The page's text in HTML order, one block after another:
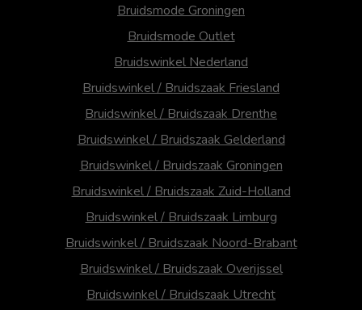
Bruidsmode Groningen
Bruidsmode Outlet
Bruidswinkel Nederland
Bruidswinkel / Bruidszaak Friesland
Bruidswinkel / Bruidszaak Drenthe
Bruidswinkel / Bruidszaak Gelderland
Bruidswinkel / Bruidszaak Groningen
Bruidswinkel / Bruidszaak Zuid-Holland
Bruidswinkel / Bruidszaak Limburg
Bruidswinkel / Bruidszaak Noord-Brabant
Bruidswinkel / Bruidszaak Overijssel
Bruidswinkel / Bruidszaak Utrecht